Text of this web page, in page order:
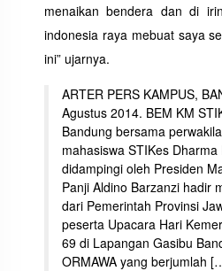
menaikan bendera dan di
indonesia raya mebuat saya
ini” ujarnya.
ARTER PERS KAMPUS,
Agustus 2014. BEM KM
Bandung bersama
mahasiswa STIKes
didampingi oleh Presiden
Panji Aldino Barzanzi hadir
dari Pemerintah Provinsi
peserta Upacara Hari
69 di Lapangan Gasibu
ORMAWA yang berjumlah